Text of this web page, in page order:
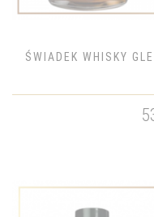
ŚWIADEK WHISKY